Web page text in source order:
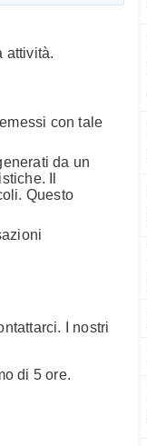
attività.
con tale
da un
Il
Questo
I nostri
di 5 ore.